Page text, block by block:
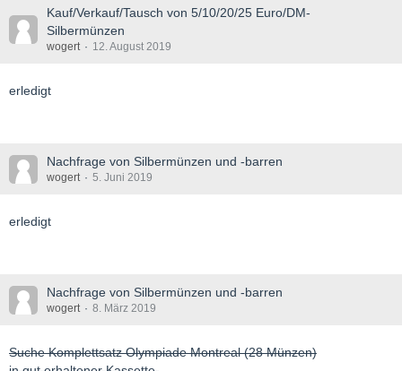
Kauf/Verkauf/Tausch von 5/10/20/25 Euro/DM-
Silbermünzen
wogert 12. August 2019
erledigt
Nachfrage von Silbermünzen und -barren
wogert 5. Juni 2019
erledigt
Nachfrage von Silbermünzen und -barren
wogert 8. März 2019
Suche Komplettsatz Olympiade Montreal (28 Münzen)